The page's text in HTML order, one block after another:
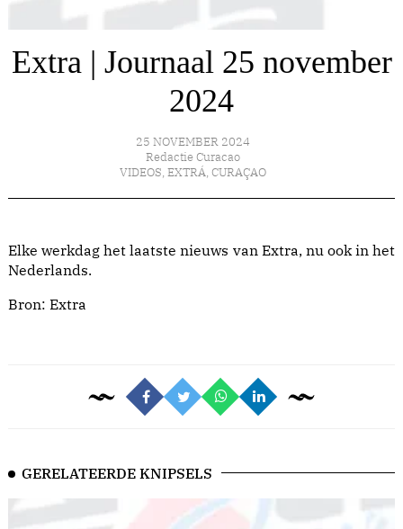
Extra | Journaal 25 november
2024
25 NOVEMBER 2024
Redactie Curacao
VIDEOS, EXTRÁ, CURAÇAO
Elke werkdag het laatste nieuws van Extra, nu ook in het
Nederlands.
Bron: Extra
GERELATEERDE KNIPSELS